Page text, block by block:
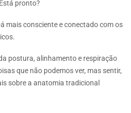
pronto?
mais consciente e conectado com os
postura, alinhamento e respiração
que não podemos ver, mas sentir,
sobre a anatomia tradicional